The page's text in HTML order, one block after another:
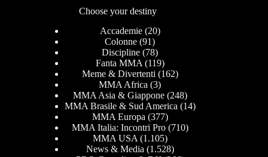
Choose your destiny
Accademie(20)
Colonne (91)
Discipline (78)
Fanta MMA (119)
Meme & Divertenti (162)
MMA Africa (3)
MMA Asia & Giappone(248)
MMA Brasile & Sud America (14)
MMA Europa (377)
MMA Italia: Incontri Pro(710)
MMA USA (1.105)
News & Media (1.528)